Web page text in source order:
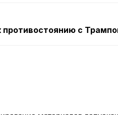
противостоянию с